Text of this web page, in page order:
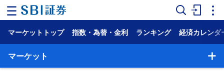
ー
ム
マーケットトップ 指数・為替・金利 ランキング 経済カレンダ
マーケット